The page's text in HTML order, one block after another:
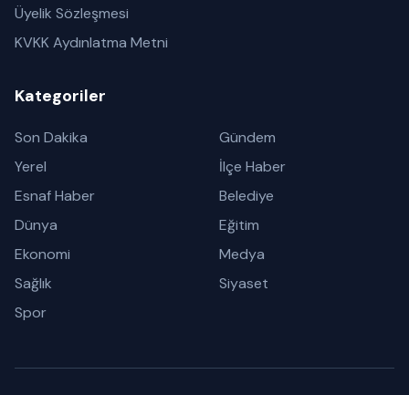
Üyelik Sözleşmesi
KVKK Aydınlatma Metni
Kategoriler
Son Dakika
Gündem
Yerel
İlçe Haber
Esnaf Haber
Belediye
Dünya
Eğitim
Ekonomi
Medya
Sağlık
Siyaset
Spor